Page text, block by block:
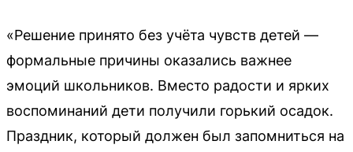
«Решение принято без учёта чувств детей —
формальные причины оказались важнее
эмоций школьников. Вместо радости и ярких
воспоминаний дети получили горький осадок.
Праздник, который должен был запомниться на